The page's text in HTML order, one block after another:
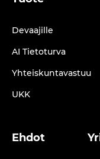
Devaajille
AI Tietoturva
Yhteiskuntavastuu
UKK
Ehdot